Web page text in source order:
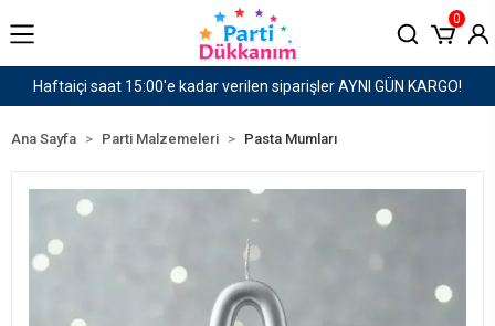
GÜN KARGO! 1500 TL ve Üzeri Kargo Ücretsiz!
0
Ana Sayfa Parti Malzemeleri Pasta Mumları